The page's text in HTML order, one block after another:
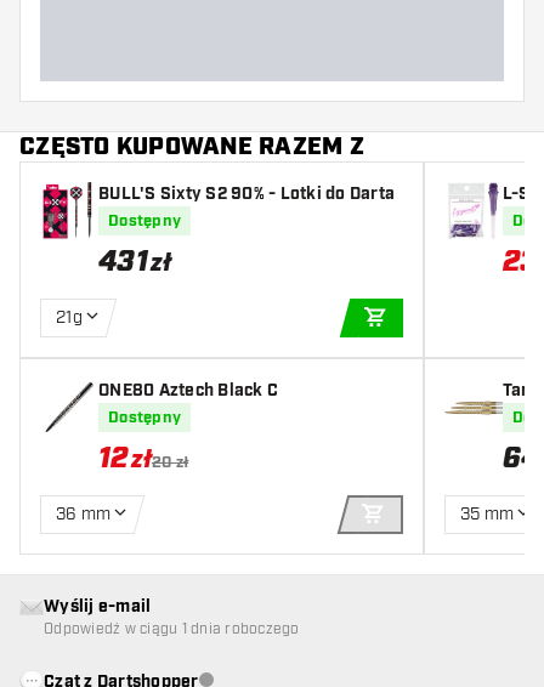
CZĘSTO KUPOWANE RAZEM Z
BULL'S Sixty S2 90% - Lotki do Darta
Dostępny
431zł
21g
ONE80 Aztech Black C
Dostępny
12zł20 zł
36 mm
DODAJ DO
L-
23
d
64
35 mm
Wyślij e-mail
Odpowiedź w ciągu 1 dnia roboczego
Czat z Dartshopper